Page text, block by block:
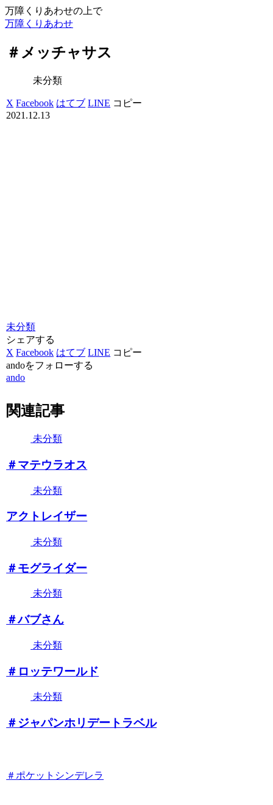
万障くりあわせの上で
万障くりあわせ
＃メッチャサス
未分類
X Facebook はてブ LINE コピー
2021.12.13
未分類
シェアする
X Facebook はてブ LINE コピー
andoをフォローする
ando
関連記事
未分類
＃マテウラオス
未分類
アクトレイザー
未分類
＃モグライダー
未分類
＃バブさん
未分類
＃ロッテワールド
未分類
＃ジャパンホリデートラベル
＃ポケットシンデレラ